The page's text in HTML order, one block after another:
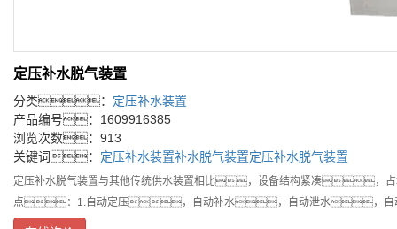
定压补水脱气装置
分类： 定压补水装置
产品编号：1609916385
浏览次数：913
关键词： 定压补水装置补水脱气装置定压补水脱气装置
定压补水脱气装置与其他传统供水装置相比，设备结构紧凑
点：1.自动定压，自动补水，自动泄水，自